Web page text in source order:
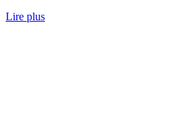
Lire plus